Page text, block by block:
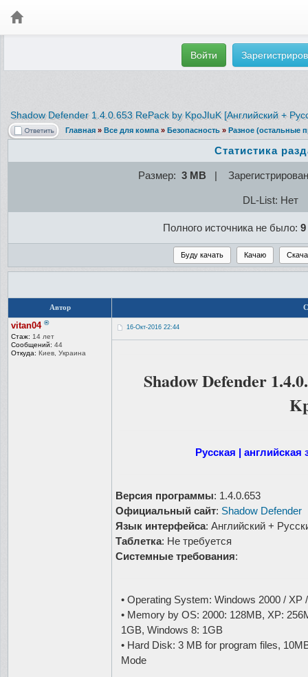
Войти
Shadow Defender 1.4.0.653 RePack by KpoJIuK [Английский +
Главная » Все для компа » Безопасность » Разное (остальные
Статистика
Размер: 3 MB |
DL-List: Нет
Полного источника не было:
Автор
vitan04 ®
Стаж: 14 лет
Сообщений: 44
Откуда: Киев, Украина
16-Окт-2016 22:44
Shadow Defender
Русская | английская
Версия программы: 1.4.0.653
Официальный сайт: Shadow Defender
Язык интерфейса: Английский +
Таблетка: Не требуется
Системные требования:
• Operating System: Windows 2000 / XP
• Memory by OS: 2000: 128MB, XP:
1GB, Windows 8: 1GB
• Hard Disk: 3 MB for program files,
Mode